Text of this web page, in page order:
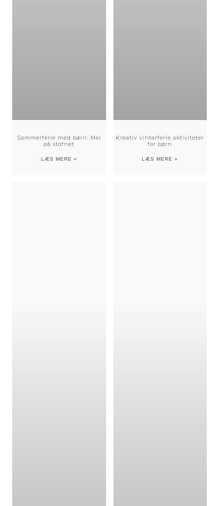
Sommerferie med børn: Mal
på stofnet
LÆS MERE »
Kreativ vinterferie aktiviteter
for børn
LÆS MERE »